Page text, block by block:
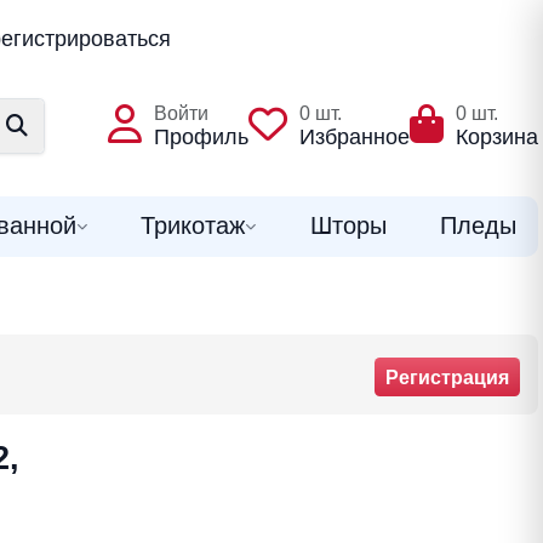
Войти
Профиль
0 шт.
Избранное
0 шт.
Корзина
Трикотаж Шторы Пледы
Регистрация